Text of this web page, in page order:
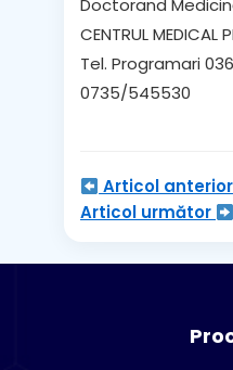
Doctorand
CENTRUL MEDICAL
Tel. Programari
0735/545530
Articol anterior
Articol următor